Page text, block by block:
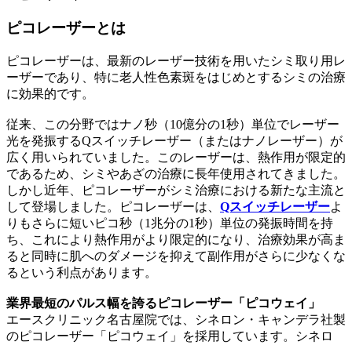
ピコレーザーとは
ピコレーザーは、最新のレーザー技術を用いたシミ取り用レ
ーザーであり、特に老人性色素斑をはじめとするシミの治療
に効果的です。
従来、この分野ではナノ秒（10億分の1秒）単位でレーザー
光を発振するQスイッチレーザー（またはナノレーザー）が
広く用いられていました。このレーザーは、熱作用が限定的
であるため、シミやあざの治療に長年使用されてきました。
しかし近年、ピコレーザーがシミ治療における新たな主流と
して登場しました。ピコレーザーは、 Qスイッチレーザーよ
りもさらに短いピコ秒（1兆分の1秒）単位の発振時間を持
ち、これにより熱作用がより限定的になり、治療効果が高ま
ると同時に肌へのダメージを抑えて副作用がさらに少なくな
るという利点があります。
業界最短のパルス幅を誇るピコレーザー「ピコウェイ」
エースクリニック名古屋院では、シネロン・キャンデラ社製
のピコレーザー「ピコウェイ」を採用しています。シネロ